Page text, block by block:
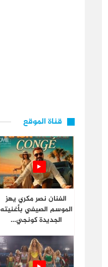
قناة الموقع
الفنان نصر مكري يهز
الموسم الصيفي بأغنيته
الجديدة كونجي…